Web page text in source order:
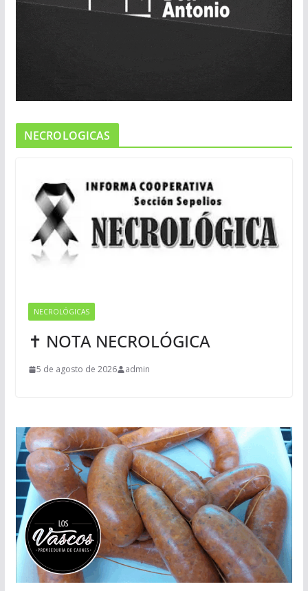
NECROLOGICAS
NECROLÓGICAS
✝ NOTA NECROLÓGICA
5 de agosto de 2026 admin